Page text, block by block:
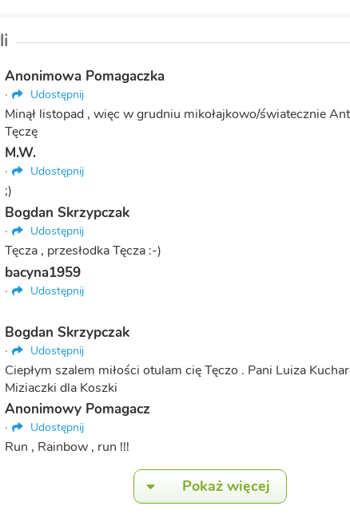
Anonimowa Pomagaczka
· Udostępnij
Minął listopad , więc w grudniu mikołajkowo/światecznie
Tęczę
M.W.
· Udostępnij
;)
Bogdan Skrzypczak
· Udostępnij
Tęcza , przesłodka Tęcza :-)
bacyna1959
· Udostępnij
Bogdan Skrzypczak
· Udostępnij
Ciepłym szalem miłości otulam cię Tęczo . Pani Luiza
Miziaczki dla Koszki
Anonimowy Pomagacz
· Udostępnij
Run , Rainbow , run !!!
Pokaż więcej